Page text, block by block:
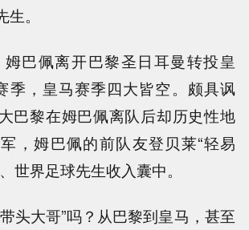
。
巴佩离开巴黎圣日耳曼转投皇
季，皇马赛季四大皆空。颇具讽
巴黎在姆巴佩离队后却历史性地
，姆巴佩的前队友登贝莱“轻易
世界足球先生收入囊中。
头大哥”吗？从巴黎到皇马，甚至